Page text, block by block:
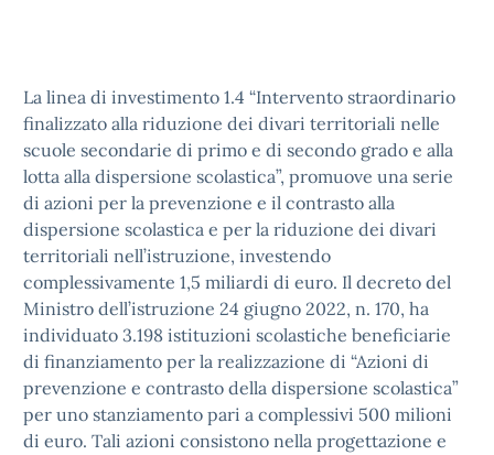
La linea di investimento 1.4 “Intervento straordinario
finalizzato alla riduzione dei divari territoriali nelle
scuole secondarie di primo e di secondo grado e alla
lotta alla dispersione scolastica”, promuove una serie
di azioni per la prevenzione e il contrasto alla
dispersione scolastica e per la riduzione dei divari
territoriali nell’istruzione, investendo
complessivamente 1,5 miliardi di euro. Il decreto del
Ministro dell’istruzione 24 giugno 2022, n. 170, ha
individuato 3.198 istituzioni scolastiche beneficiarie
di finanziamento per la realizzazione di “Azioni di
prevenzione e contrasto della dispersione scolastica”
per uno stanziamento pari a complessivi 500 milioni
di euro. Tali azioni consistono nella progettazione e